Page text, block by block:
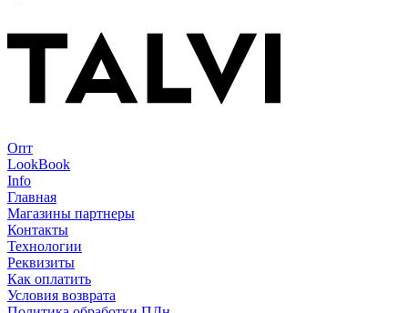
Опт
LookBook
Info
Главная
Магазины партнеры
Контакты
Технологии
Реквизиты
Как оплатить
Условия возврата